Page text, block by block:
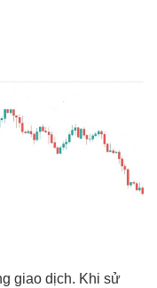
giao dịch. Khi sử